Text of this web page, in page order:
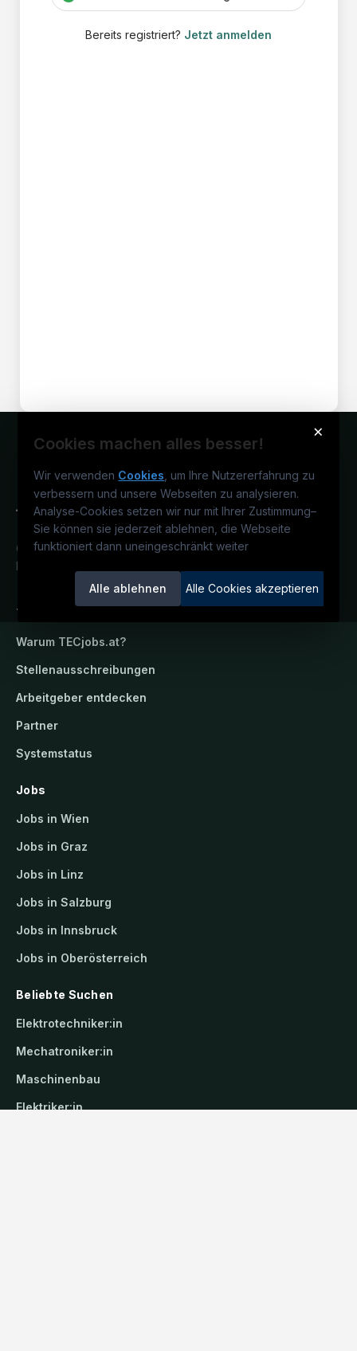
Bereits registriert? Jetzt anmelden
×
Cookies machen alles besser!
Wir verwenden Cookies , um Ihre Nutzererfahrung zu
verbessern und unsere Webseiten zu analysieren.
Analyse-Cookies setzen wir nur mit Ihrer Zustimmung–
Sie können sie jederzeit ablehnen, die Webseite
funktioniert dann uneingeschränkt weiter
Alle ablehnen Alle Cookies akzeptieren
Österreichs technisches Karriereportal.
Ein Service der candidatis GmbH.
TECjobs.at
Warum TECjobs.at?
Stellenausschreibungen
Arbeitgeber entdecken
Partner
Systemstatus
Jobs
Jobs in Wien
Jobs in Graz
Jobs in Linz
Jobs in Salzburg
Jobs in Innsbruck
Jobs in Oberösterreich
Beliebte Suchen
Elektrotechniker:in
Mechatroniker:in
Maschinenbau
Elektriker:in